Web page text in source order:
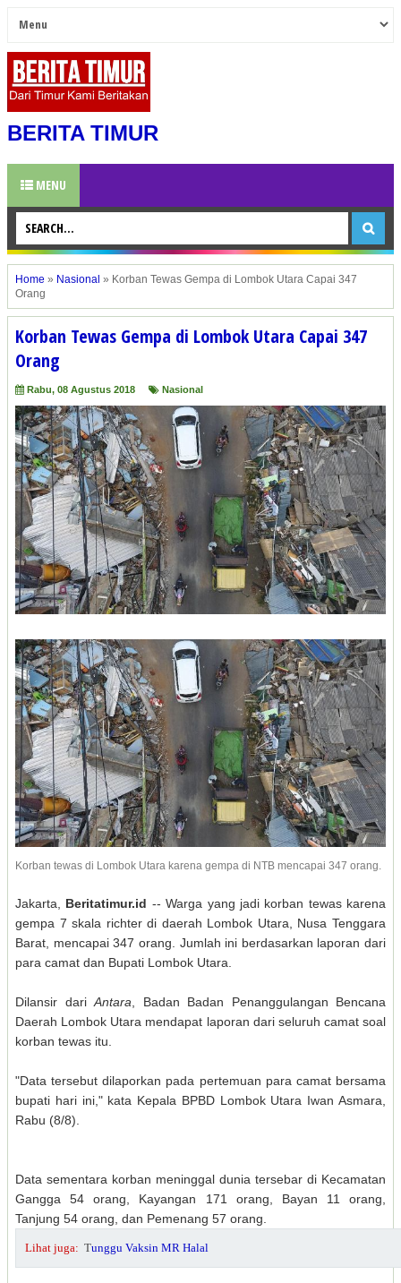
BERITA TIMUR
MENU
Home » Nasional » Korban Tewas Gempa di Lombok Utara Capai 347
Orang
Korban Tewas Gempa di Lombok Utara Capai 347
Orang
Rabu, 08 Agustus 2018 Nasional
Korban tewas di Lombok Utara karena gempa di NTB mencapai 347 orang.
Jakarta, Beritatimur.id -- Warga yang jadi korban tewas karena
gempa 7 skala richter di daerah Lombok Utara, Nusa Tenggara
Barat, mencapai 347 orang. Jumlah ini berdasarkan laporan dari
para camat dan Bupati Lombok Utara.
Dilansir dariAntara, Badan Badan Penanggulangan Bencana
Daerah Lombok Utara mendapat laporan dari seluruh camat soal
korban tewas itu.
"Data tersebut dilaporkan pada pertemuan para camat bersama
bupati hari ini," kata Kepala BPBD Lombok Utara Iwan Asmara,
Rabu (8/8).
Data sementara korban meninggal dunia tersebar di Kecamatan
Gangga 54 orang, Kayangan 171 orang, Bayan 11 orang,
Tanjung 54 orang, dan Pemenang 57 orang.
Lihat juga: Tunggu Vaksin MR Halal